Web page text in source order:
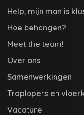
Help, mijn man is
Hoe behangen?
Meet the team!
Over ons
Samenwerkingen
Traplopers en
Vacature